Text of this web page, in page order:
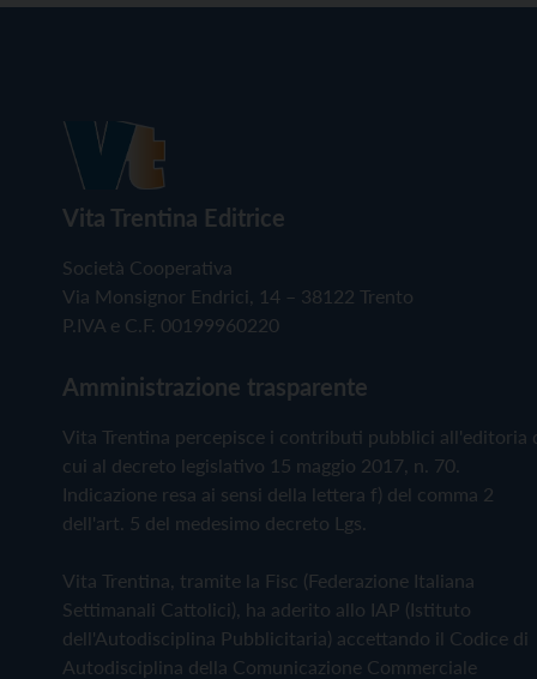
Vita Trentina Editrice
Società Cooperativa
Via Monsignor Endrici, 14 – 38122 Trento
P.IVA e C.F. 00199960220
Amministrazione trasparente
Vita Trentina percepisce i contributi pubblici all'editoria
cui al decreto legislativo 15 maggio 2017, n. 70.
Indicazione resa ai sensi della lettera f) del comma 2
dell'art. 5 del medesimo decreto Lgs.
Vita Trentina, tramite la Fisc (Federazione Italiana
Settimanali Cattolici), ha aderito allo IAP (Istituto
dell'Autodisciplina Pubblicitaria) accettando il Codice di
Autodisciplina della Comunicazione Commerciale